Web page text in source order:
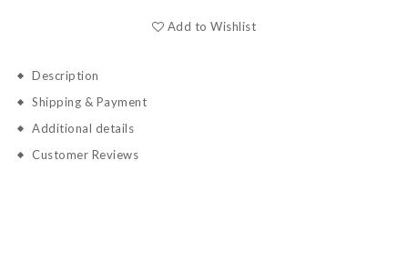
Add to Wishlist
Description
Shipping & Payment
Additional details
Customer Reviews